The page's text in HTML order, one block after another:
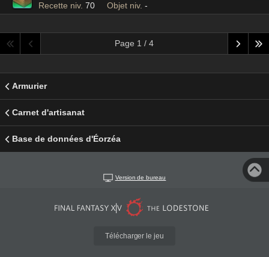
Recette niv. 70 Objet niv. -
Page 1 / 4
Armurier
Carnet d'artisanat
Base de données d'Éorzéa
Version de bureau
Télécharger le jeu